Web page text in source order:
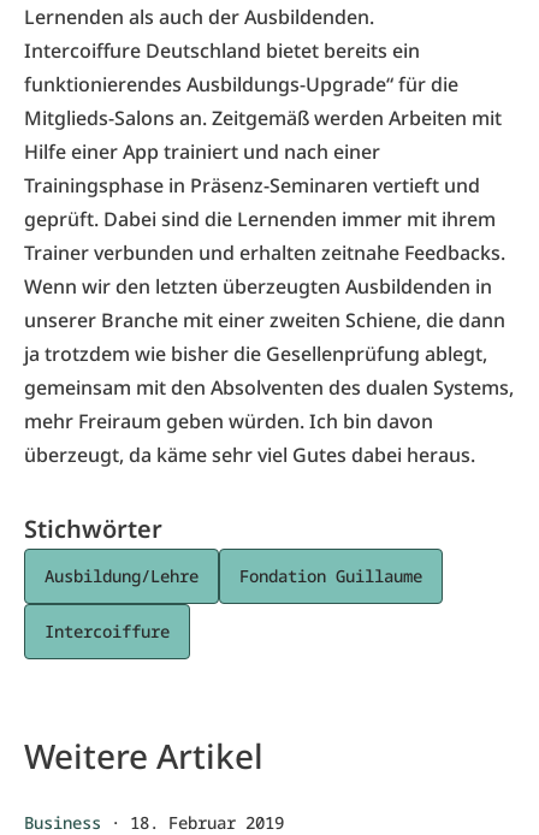
Lernenden als auch der Ausbildenden.
Intercoiffure Deutschland bietet bereits ein
funktionierendes Ausbildungs-Upgrade“ für die
Mitglieds-Salons an. Zeitgemäß werden Arbeiten mit
Hilfe einer App trainiert und nach einer
Trainingsphase in Präsenz-Seminaren vertieft und
geprüft. Dabei sind die Lernenden immer mit ihrem
Trainer verbunden und erhalten zeitnahe Feedbacks.
Wenn wir den letzten überzeugten Ausbildenden in
unserer Branche mit einer zweiten Schiene, die dann
ja trotzdem wie bisher die Gesellenprüfung ablegt,
gemeinsam mit den Absolventen des dualen Systems,
mehr Freiraum geben würden. Ich bin davon
überzeugt, da käme sehr viel Gutes dabei heraus.
Stichwörter
Ausbildung/Lehre Fondation Guillaume
Intercoiffure
Weitere Artikel
Business · 18. Februar 2019